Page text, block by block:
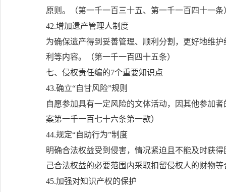
原则。（第一千一百三十五、第一千一百四十一条
42.增加遗产管理人制度
为确保遗产得到妥善管理、顺利分割，更好地维
利等内容。（第一千一百四十五条）
七、侵权责任编的7个重要知识点
43.确立“自甘风险”规则
自愿参加具有一定风险的文体活动，因其他参加
案第一千一百七十六条第一款）
44.规定“自助行为”制度
明确合法权益受到侵害，情况紧迫且不能及时获
己合法权益的必要范围内采取扣留侵权人的财物
45.加强对知识产权的保护